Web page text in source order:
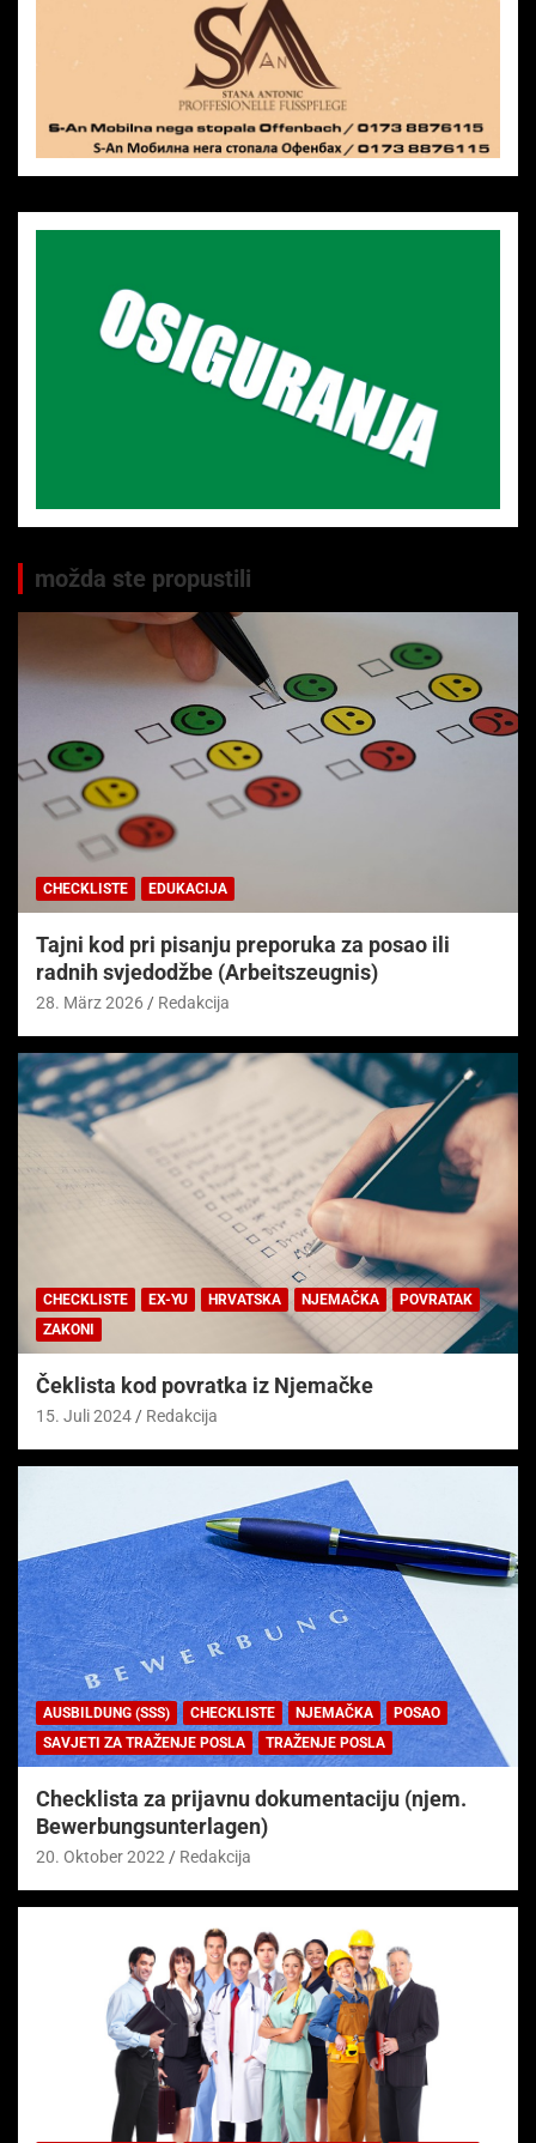
možda ste propustili
CHECKLISTE EDUKACIJA
Tajni kod pri pisanju preporuka za posao ili
radnih svjedodžbe (Arbeitszeugnis)
28. März 2026 Redakcija
CHECKLISTE EX-YU HRVATSKA NJEMAČKA
POVRATAK
ZAKONI
Čeklista kod povratka iz Njemačke
15. Juli 2024 Redakcija
AUSBILDUNG (SSS) CHECKLISTE NJEMAČKA
POSAO
SAVJETI ZA TRAŽENJE POSLA
TRAŽENJE POSLA
Checklista za prijavnu dokumentaciju (njem.
Bewerbungsunterlagen)
20. Oktober 2022 Redakcija